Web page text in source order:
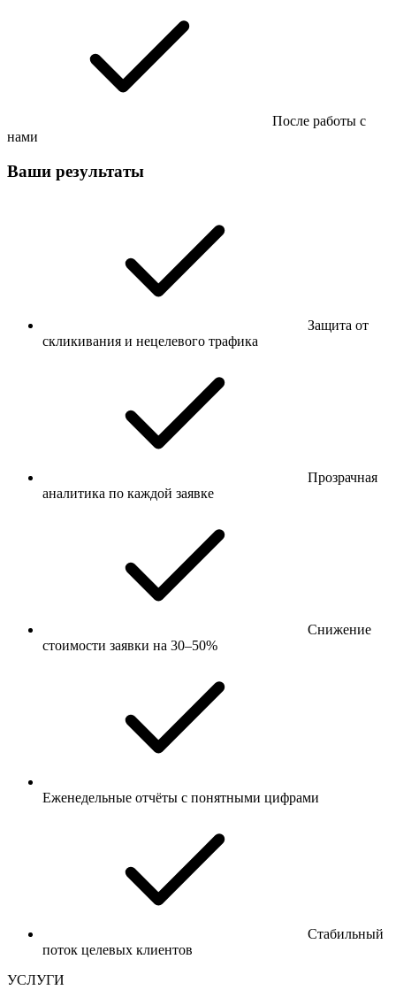
После работы с
нами
Ваши результаты
Защита от
скликивания и нецелевого трафика
Прозрачная
аналитика по каждой заявке
Снижение
стоимости заявки на 30–50%
Еженедельные отчёты с понятными цифрами
Стабильный
поток целевых клиентов
УСЛУГИ